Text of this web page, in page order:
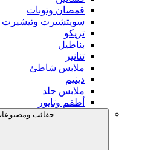
قمصان وتوبات
سويتشيرت وتيشيرت
تريكو
بناطيل
تنانير
ملابس شاطئ
دينيم
ملابس جلد
أطقم وتايور
حقائب